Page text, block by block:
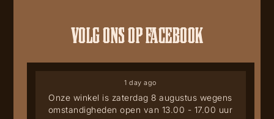
VOLG ONS OP FACEBOOK
Onze winkel is zaterdag 8 augustus wegens
omstandigheden open van 13.00 - 17.00 uur
1 day ago